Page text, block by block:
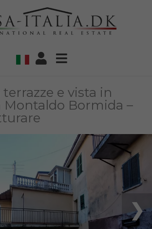
terrazze e vista in
Montaldo Bormida –
❯